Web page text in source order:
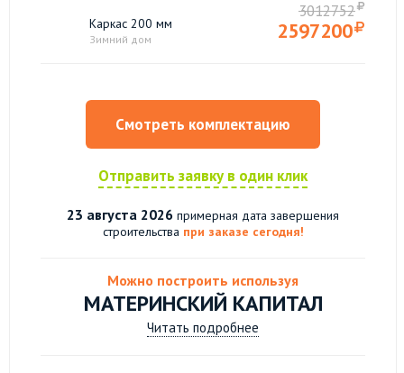
Каркас 200 мм
Зимний дом
3012752
2597200
Смотреть комплектацию
Отправить заявку в один клик
23 августа 2026 примерная дата завершения
строительства при заказе сегодня!
Можно построить используя
МАТЕРИНСКИЙ КАПИТАЛ
Читать подробнее